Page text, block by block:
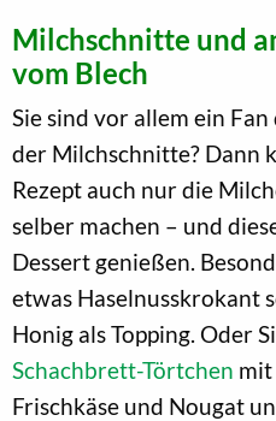
Milchschnitte und
vom Blech
Sie sind vor allem ein
der Milchschnitte? Dann
Rezept auch nur die
selber machen – und
Dessert genießen.
etwas Haselnusskrokant
Honig als Topping. Oder
Schachbrett-Törtchen mit
Frischkäse und Nougat